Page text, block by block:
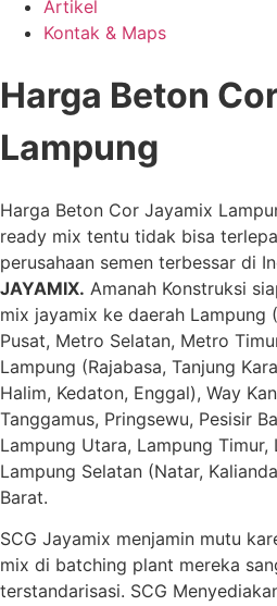
Artikel
Kontak & Maps
Harga Beton
Lampung
Harga Beton Cor Jayamix
ready mix tentu tidak bisa
perusahaan semen terbessar di
JAYAMIX. Amanah Konstruksi
mix jayamix ke daerah Lampung
Pusat, Metro Selatan, Metro
Lampung (Rajabasa, Tanjung
Halim, Kedaton, Enggal), Way
Tanggamus, Pringsewu, Pesisir
Lampung Utara, Lampung Timur,
Lampung Selatan (Natar,
Barat.
SCG Jayamix menjamin mutu
mix di batching plant mereka
terstandarisasi. SCG